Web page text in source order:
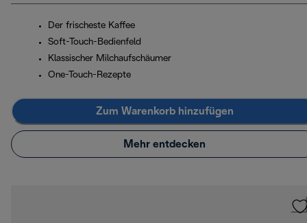
Der frischeste Kaffee
Soft-Touch-Bedienfeld
Klassischer Milchaufschäumer
One-Touch-Rezepte
Zum Warenkorb hinzufügen
Mehr entdecken